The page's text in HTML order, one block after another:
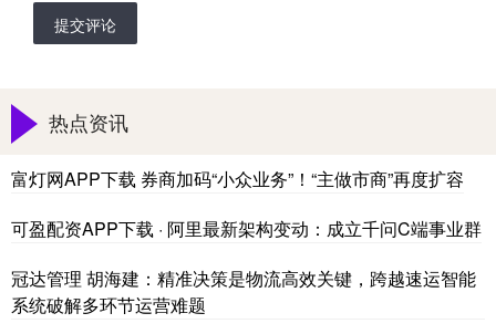
提交评论
热点资讯
富灯网APP下载 券商加码“小众业务”！“主做市商”再度扩容
可盈配资APP下载 · 阿里最新架构变动：成立千问C端事业群
冠达管理 胡海建：精准决策是物流高效关键，跨越速运智能
系统破解多环节运营难题